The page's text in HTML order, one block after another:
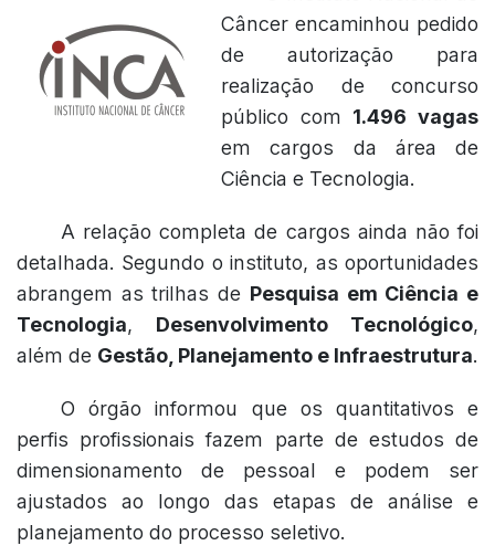
Câncer encaminhou pedido
de autorização para
realização de concurso
público com 1.496 vagas
em cargos da área de
Ciência e Tecnologia.
A relação completa de cargos ainda não foi
detalhada. Segundo o instituto, as oportunidades
abrangem as trilhas de Pesquisa em Ciência e
Tecnologia, Desenvolvimento Tecnológico,
além de Gestão, Planejamento e Infraestrutura.
O órgão informou que os quantitativos e
perfis profissionais fazem parte de estudos de
dimensionamento de pessoal e podem ser
ajustados ao longo das etapas de análise e
planejamento do processo seletivo.